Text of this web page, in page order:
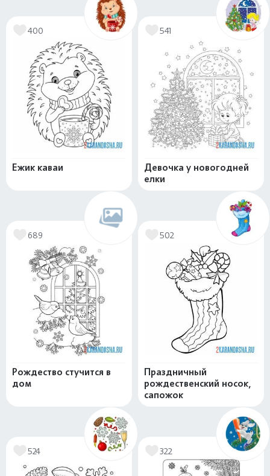
400
Ежик каваи
541
Девочка у новогодней
елки
689
Рождество стучится в
дом
502
Праздничный
рождественский носок,
сапожок
524 322